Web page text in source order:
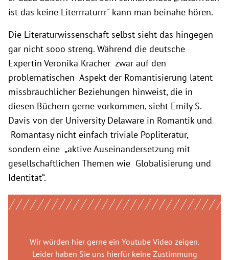
ist das keine Literrraturrr" kann man beinahe hören.
Die Literaturwissenschaft selbst sieht das hingegen
gar nicht sooo streng. Während die deutsche
Expertin Veronika Kracher zwar auf den
problematischen Aspekt der Romantisierung latent
missbräuchlicher Beziehungen hinweist, die in
diesen Büchern gerne vorkommen, sieht Emily S.
Davis von der University Delaware in Romantik und
Romantasy nicht einfach triviale Popliteratur,
sondern eine „aktive Auseinandersetzung mit
gesellschaftlichen Themen wie Globalisierung und
Identität“.
Wir würden hier gerne ein Youtube Video zeigen.
Leider haben Sie uns hierfür keine Zustimmung